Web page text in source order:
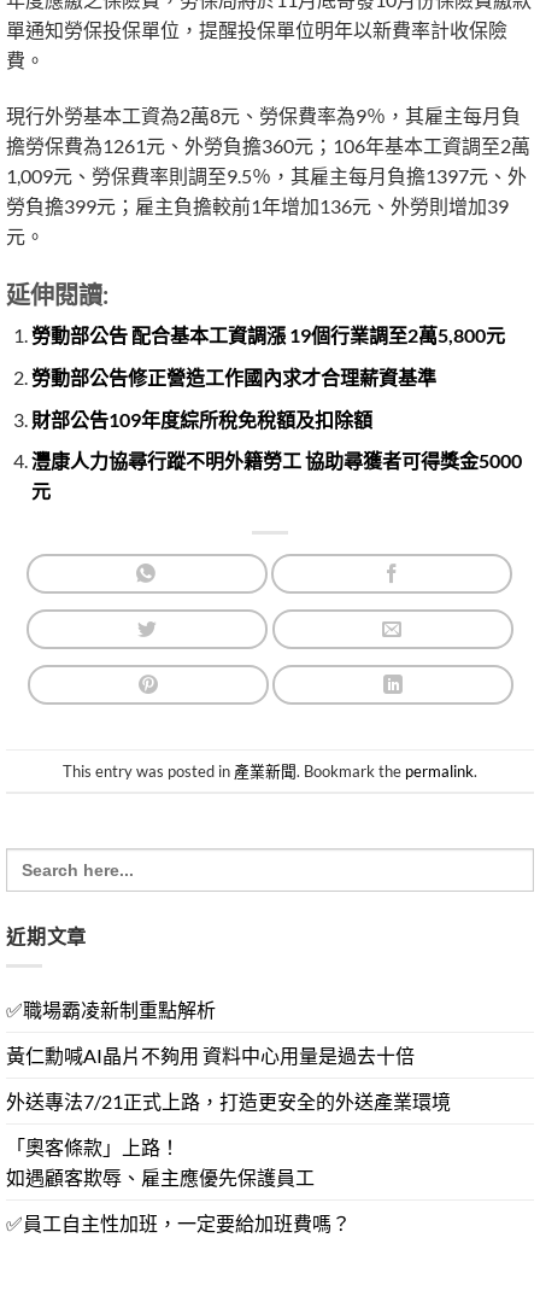
單通知勞保投保單位，提醒投保單位明年以新費率計收保險
費。
現行外勞基本工資為2萬8元、勞保費率為9％，其雇主每月負
擔勞保費為1261元、外勞負擔360元；106年基本工資調至2萬
1,009元、勞保費率則調至9.5％，其雇主每月負擔1397元、外
勞負擔399元；雇主負擔較前1年增加136元、外勞則增加39
元。
延伸閱讀:
勞動部公告 配合基本工資調漲 19個行業調至2萬5,800元
勞動部公告修正營造工作國內求才合理薪資基準
財部公告109年度綜所稅免稅額及扣除額
灃康人力協尋行蹤不明外籍勞工 協助尋獲者可得獎金5000
元
This entry was posted in 產業新聞. Bookmark the permalink.
Search
for:
近期文章
✅職場霸凌新制重點解析
黃仁勳喊AI晶片不夠用 資料中心用量是過去十倍
外送專法7/21正式上路，打造更安全的外送產業環境
「奧客條款」上路！
如遇顧客欺辱、雇主應優先保護員工
✅員工自主性加班，一定要給加班費嗎？